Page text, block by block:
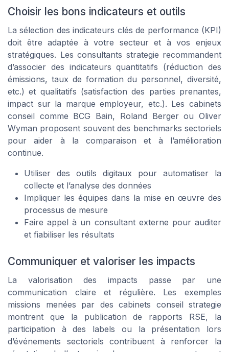
Choisir les bons indicateurs et outils
La sélection des indicateurs clés de performance (KPI)
doit être adaptée à votre secteur et à vos enjeux
stratégiques. Les consultants strategie recommandent
d’associer des indicateurs quantitatifs (réduction des
émissions, taux de formation du personnel, diversité,
etc.) et qualitatifs (satisfaction des parties prenantes,
impact sur la marque employeur, etc.). Les cabinets
conseil comme BCG Bain, Roland Berger ou Oliver
Wyman proposent souvent des benchmarks sectoriels
pour aider à la comparaison et à l’amélioration
continue.
Utiliser des outils digitaux pour automatiser la
collecte et l’analyse des données
Impliquer les équipes dans la mise en œuvre des
processus de mesure
Faire appel à un consultant externe pour auditer
et fiabiliser les résultats
Communiquer et valoriser les impacts
La valorisation des impacts passe par une
communication claire et régulière. Les exemples
missions menées par des cabinets conseil strategie
montrent que la publication de rapports RSE, la
participation à des labels ou la présentation lors
d’événements sectoriels contribuent à renforcer la